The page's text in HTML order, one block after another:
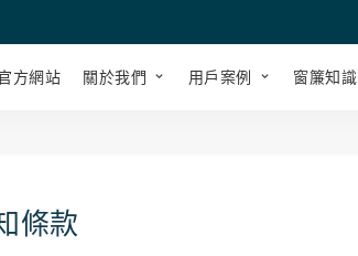
方網站 關於我們 用戶案例 窗簾知識
條款